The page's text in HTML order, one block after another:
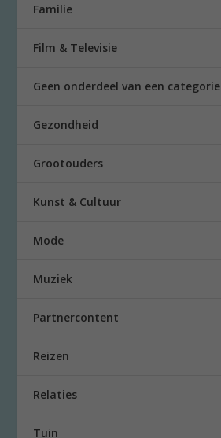
Familie
Film & Televisie
Geen onderdeel van een categorie
Gezondheid
Grootouders
Kunst & Cultuur
Mode
Muziek
Partnercontent
Reizen
Relaties
Tuin